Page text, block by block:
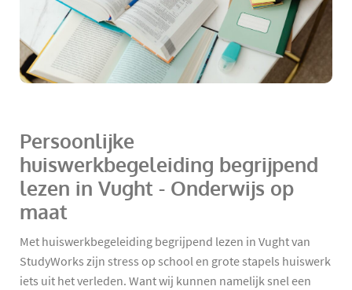
Persoonlijke
huiswerkbegeleiding begrijpend
lezen in Vught - Onderwijs op
maat
Met huiswerkbegeleiding begrijpend lezen in Vught van
StudyWorks zijn stress op school en grote stapels huiswerk
iets uit het verleden. Want wij kunnen namelijk snel een